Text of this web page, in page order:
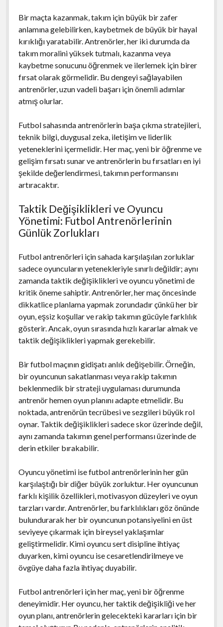
Bir maçta kazanmak, takım için büyük bir zafer
anlamına gelebilirken, kaybetmek de büyük bir hayal
kırıklığı yaratabilir. Antrenörler, her iki durumda da
takım moralini yüksek tutmalı, kazanma veya
kaybetme sonucunu öğrenmek ve ilerlemek için birer
fırsat olarak görmelidir. Bu dengeyi sağlayabilen
antrenörler, uzun vadeli başarı için önemli adımlar
atmış olurlar.
Futbol sahasında antrenörlerin başa çıkma stratejileri,
teknik bilgi, duygusal zeka, iletişim ve liderlik
yeteneklerini içermelidir. Her maç, yeni bir öğrenme ve
gelişim fırsatı sunar ve antrenörlerin bu fırsatları en iyi
şekilde değerlendirmesi, takımın performansını
artıracaktır.
Taktik Değişiklikleri ve Oyuncu
Yönetimi: Futbol Antrenörlerinin
Günlük Zorlukları
Futbol antrenörleri için sahada karşılaşılan zorluklar
sadece oyuncuların yetenekleriyle sınırlı değildir; aynı
zamanda taktik değişiklikleri ve oyuncu yönetimi de
kritik öneme sahiptir. Antrenörler, her maç öncesinde
dikkatlice planlama yapmak zorundadır çünkü her bir
oyun, eşsiz koşullar ve rakip takımın gücüyle farklılık
gösterir. Ancak, oyun sırasında hızlı kararlar almak ve
taktik değişiklikleri yapmak gerekebilir.
Bir futbol maçının gidişatı anlık değişebilir. Örneğin,
bir oyuncunun sakatlanması veya rakip takımın
beklenmedik bir strateji uygulaması durumunda
antrenör hemen oyun planını adapte etmelidir. Bu
noktada, antrenörün tecrübesi ve sezgileri büyük rol
oynar. Taktik değişiklikleri sadece skor üzerinde değil,
aynı zamanda takımın genel performansı üzerinde de
derin etkiler bırakabilir.
Oyuncu yönetimi ise futbol antrenörlerinin her gün
karşılaştığı bir diğer büyük zorluktur. Her oyuncunun
farklı kişilik özellikleri, motivasyon düzeyleri ve oyun
tarzları vardır. Antrenörler, bu farklılıkları göz önünde
bulundurarak her bir oyuncunun potansiyelini en üst
seviyeye çıkarmak için bireysel yaklaşımlar
geliştirmelidir. Kimi oyuncu sert disipline ihtiyaç
duyarken, kimi oyuncu ise cesaretlendirilmeye ve
övgüye daha fazla ihtiyaç duyabilir.
Futbol antrenörleri için her maç, yeni bir öğrenme
deneyimidir. Her oyuncu, her taktik değişikliği ve her
oyun planı, antrenörlerin gelecekteki kararları için bir